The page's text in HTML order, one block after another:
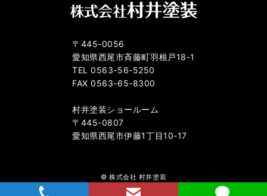
〒445-0056
愛知県西尾市斉藤町羽根戸18-1
TEL 0563-56-5250
FAX 0563-65-8300
村井塗装ショールーム
〒445-0807
愛知県西尾市伊藤1丁目10-17
© 株式会社 村井塗装